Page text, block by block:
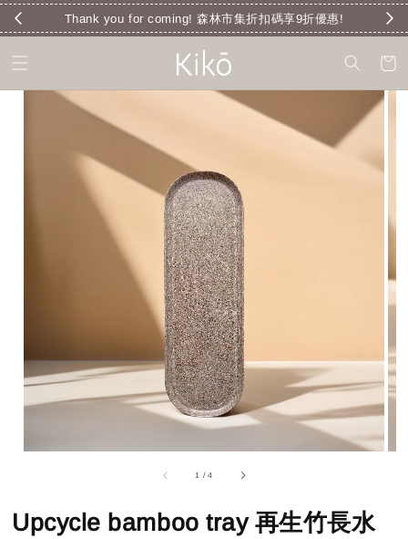
Thank you for coming! 森林市集折扣碼享9折優惠!
1 / 4
Upcycle bamboo tray 再生竹長水